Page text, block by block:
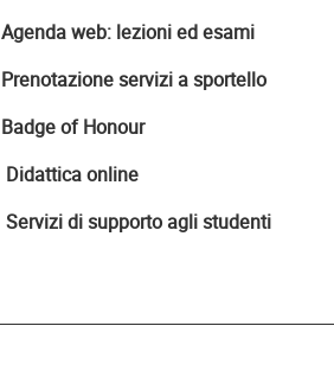
Agenda web: lezioni ed esami
Prenotazione servizi a sportello
Badge of Honour
Didattica online
Servizi di supporto agli studenti